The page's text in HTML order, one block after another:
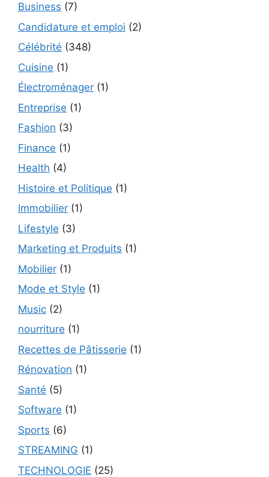
Business (7)
Candidature et emploi (2)
Célébrité (348)
Cuisine (1)
Électroménager (1)
Entreprise (1)
Fashion (3)
Finance (1)
Health (4)
Histoire et Politique (1)
Immobilier (1)
Lifestyle (3)
Marketing et Produits (1)
Mobilier (1)
Mode et Style (1)
Music (2)
nourriture (1)
Recettes de Pâtisserie (1)
Rénovation (1)
Santé (5)
Software (1)
Sports (6)
STREAMING (1)
TECHNOLOGIE (25)